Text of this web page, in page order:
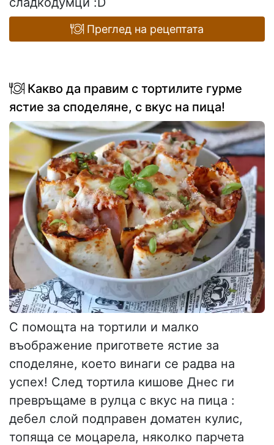
Преглед на рецептата
Какво да правим с тортилите гурме
ястие за споделяне, с вкус на пица!
С помощта на тортили и малко
въображение пригответе ястие за
споделяне, което винаги се радва на
успех! След тортила кишове Днес ги
превръщаме в рулца с вкус на пица :
дебел слой подправен доматен кулис,
топяща се моцарела, няколко парчета